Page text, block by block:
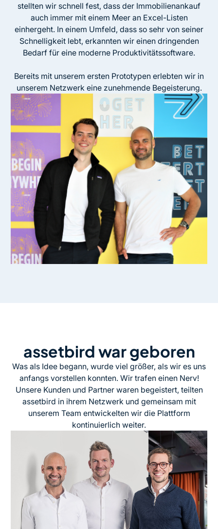
stellten wir schnell fest, dass der Immobilienankauf
auch immer mit einem Meer an Excel-Listen
einhergeht. In einem Umfeld, dass so sehr von seiner
Schnelligkeit lebt, erkannten wir einen dringenden
Bedarf für eine moderne Produktivitätssoftware.
Bereits mit unserem ersten Prototypen erlebten wir in
unserem Netzwerk eine zunehmende Begeisterung.
assetbird war geboren
Was als Idee begann, wurde viel größer, als wir es uns
anfangs vorstellen konnten. Wir trafen einen Nerv!
Unsere Kunden und Partner waren begeistert, teilten
assetbird in ihrem Netzwerk und gemeinsam mit
unserem Team entwickelten wir die Plattform
kontinuierlich weiter.